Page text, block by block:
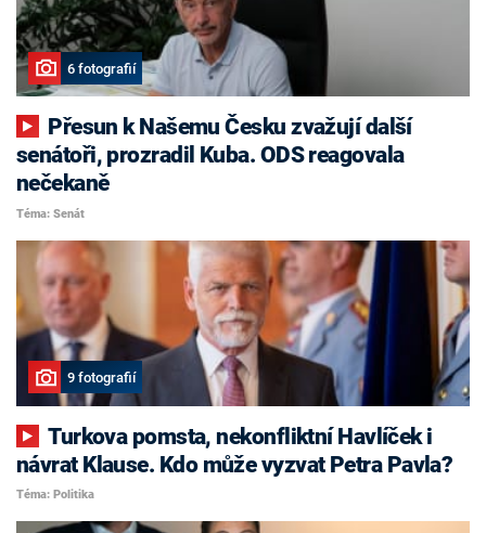
6 fotografií
senátoři, prozradil Kuba. ODS reagovala
nečekaně
Téma: Senát
9 fotografií
Turkova pomsta, nekonfliktní Havlíček i
návrat Klause. Kdo může vyzvat Petra Pavla?
Téma: Politika